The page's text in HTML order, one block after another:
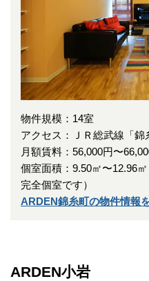
物件規模：14室
アクセス：ＪＲ総武線「錦
月額賃料：56,000円〜
個室面積：9.50㎡〜12.96
完全個室です）
ARDEN錦糸町の物件情報
ARDEN小岩